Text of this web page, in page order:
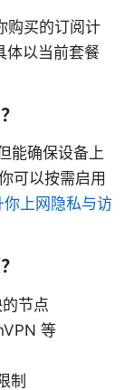
购买的订阅计
体以当前套餐
能确保设备上
可以按需启用
上网隐私与访
节点
等
制